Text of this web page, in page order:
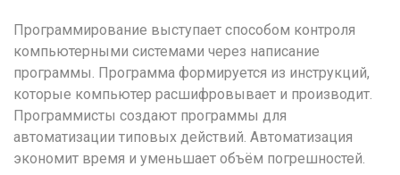
Программирование выступает способом контроля
компьютерными системами через написание
программы. Программа формируется из инструкций,
которые компьютер расшифровывает и производит.
Программисты создают программы для
автоматизации типовых действий. Автоматизация
экономит время и уменьшает объём погрешностей.